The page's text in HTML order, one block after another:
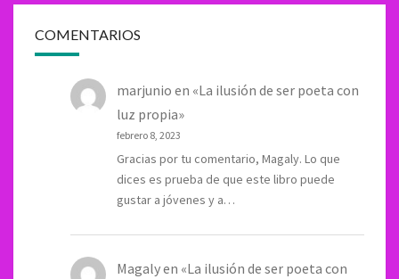
COMENTARIOS
marjunio en «La ilusión de ser poeta con
luz propia»
febrero 8, 2023
Gracias por tu comentario, Magaly. Lo que
dices es prueba de que este libro puede
gustar a jóvenes y a…
Magalyen «La ilusión de ser poeta con